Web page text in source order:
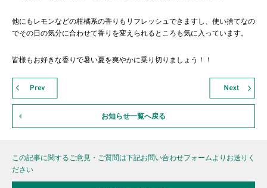
他にもレモンなどの柑橘系の香りもリフレッシュできますし、使い捨てなの
でその日の気分に合わせて香りを変えられるところも気に入っています。
皆様もお好きな香りで暑い夏を爽やかに乗り切りましょう！！
お知らせ一覧へ戻る
この記事に関するご意見・ご質問は下記お問い合わせフォームよりお送りく
ださい